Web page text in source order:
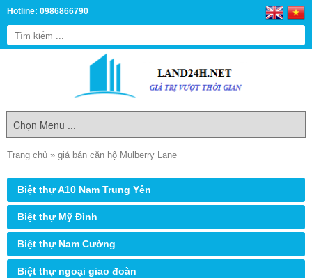
Hotline: 0986866790
Trang chủ » giá bán căn hộ Mulberry Lane
Biệt thự A10 Nam Trung Yên
Biệt thự Mỹ Đình
Biệt thự Nam Cường
Biệt thự ngoại giao đoàn